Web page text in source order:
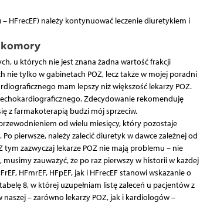
– HFrecEF) należy kontynuować leczenie diuretykiem i
u których nie jest znana żadna wartość frakcji
nie tylko w gabinetach POZ, lecz także w mojej poradni
mam lepszy niż większość lekarzy POZ.
Zdecydowanie rekomenduję
z farmakoterapią budzi mój sprzeciw.
od wielu miesięcy, który pozostaje
pierwsze, należy zalecić diuretyk w dawce zależnej od
zazwyczaj lekarze POZ nie mają problemu – nie
zauważyć, że po raz pierwszy w historii w każdej
HFmrEF, HFpEF, jak i HFrecEF stanowi wskazanie o
8, w której uzupełniam listę zaleceń u pacjentów z
– zarówno lekarzy POZ, jak i kardiologów –